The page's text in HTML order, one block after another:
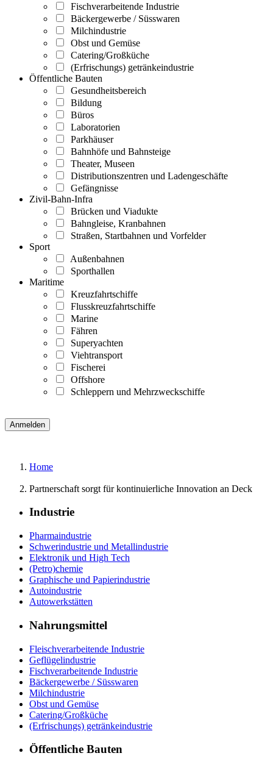
Fischverarbeitende Industrie
Bäckergewerbe / Süsswaren
Milchindustrie
Obst und Gemüse
Catering/Großküche
(Erfrischungs) getränkeindustrie
Öffentliche Bauten
Gesundheitsbereich
Bildung
Büros
Laboratorien
Parkhäuser
Bahnhöfe und Bahnsteige
Theater, Museen
Distributionszentren und Ladengeschäfte
Gefängnisse
Zivil-Bahn-Infra
Brücken und Viadukte
Bahngleise, Kranbahnen
Straßen, Startbahnen und Vorfelder
Sport
Außenbahnen
Sporthallen
Maritime
Kreuzfahrtschiffe
Flusskreuzfahrtschiffe
Marine
Fähren
Superyachten
Viehtransport
Fischerei
Offshore
Schleppern und Mehrzweckschiffe
Home
Partnerschaft sorgt für kontinuierliche Innovation an Deck
Industrie
Pharmaindustrie
Schwerindustrie und Metallindustrie
Elektronik und High Tech
(Petro)chemie
Graphische und Papierindustrie
Autoindustrie
Autowerkstätten
Nahrungsmittel
Fleischverarbeitende Industrie
Geflügelindustrie
Fischverarbeitende Industrie
Bäckergewerbe / Süsswaren
Milchindustrie
Obst und Gemüse
Catering/Großküche
(Erfrischungs) getränkeindustrie
Öffentliche Bauten